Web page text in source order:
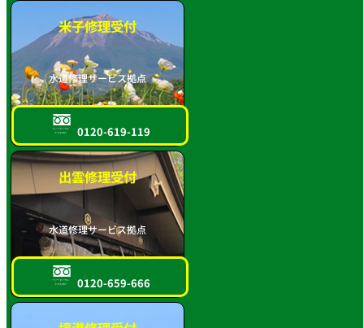
米子修理受付
水道修理サービス拠点
フリーダイヤル
スマホOK!! 0120-619-119
出雲修理受付
水道修理サービス拠点
フリーダイヤル
スマホOK!! 0120-659-666